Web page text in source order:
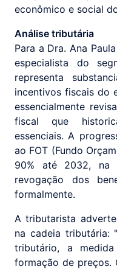
econômico e social
Análise tributária
Para a Dra. Ana
especialista do
representa
incentivos fiscais do
essencialmente
fiscal que
essenciais. A
ao FOT (Fundo
90% até 2032, na
revogação dos
formalmente.
A tributarista
na cadeia
tributário, a
formação de preços.